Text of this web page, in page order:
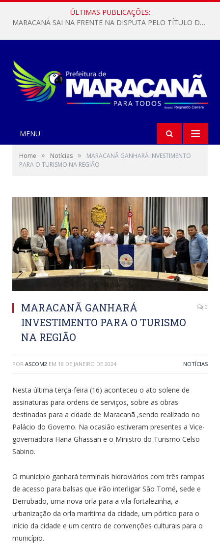
ÚLTIMAS PUBLICAÇÕES:
MARACANÃ SAI NA FRENTE NA DISPUTA PELO TÍTULO DA COPA PARÁ SUB-17!
MENU
Home » Notícias »
MARACANÃ GANHARÁ INVESTIMENTO
PARA O TURISMO NA REGIÃO
MARACANÃ GANHARÁ
INVESTIMENTO PARA O TURISMO
NA REGIÃO
0
POR ASCOM2 EM 18 DE JANEIRO DE 2024 NOTÍCIAS
Nesta última terça-feira (16) aconteceu o ato solene de
assinaturas para ordens de serviços, sobre as obras
destinadas para a cidade de Maracanã ,sendo realizado no
Palácio do Governo. Na ocasião estiveram presentes a Vice-
governadora Hana Ghassan e o Ministro do Turismo Celso
Sabino.
O município ganhará terminais hidroviários com três rampas
de acesso para balsas que irão interligar São Tomé, sede e
Derrubado, uma nova orla para a vila fortalezinha, a
urbanização da orla marítima da cidade, um pórtico para o
início da cidade e um centro de convenções culturais para o
município.